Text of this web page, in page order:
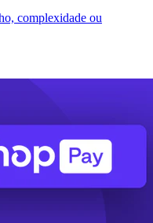
complexidade ou